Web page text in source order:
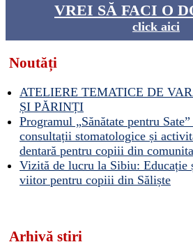
VREI SĂ FACI O
click aici
Noutăți
ATELIERE TEMATICE DE
ȘI PĂRINȚI
Programul „Sănătate pentru
consultații stomatologice și
dentară pentru copiii din
Vizită de lucru la Sibiu: Educație
viitor pentru copiii din Săliște
Arhivă stiri